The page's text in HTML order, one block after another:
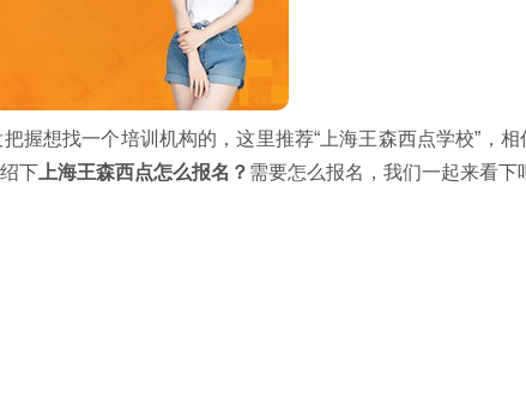
握想找一个培训机构的，这里推荐“上海王森西点学校”，相
下 上海王森西点怎么报名？ 需要怎么报名，我们一起来看下